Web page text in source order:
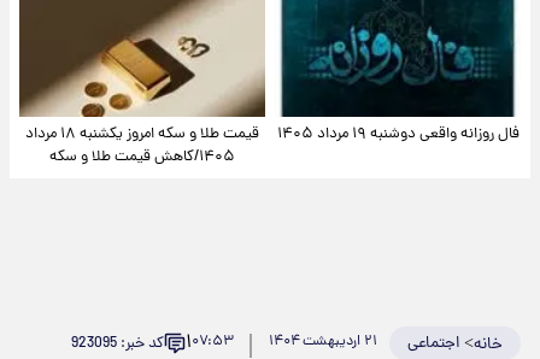
فال روزانه واقعی دوشنبه ۱۹ مرداد ۱۴۰۵
قیمت طلا و سکه امروز یکشنبه ۱۸ مرداد
۱۴۰۵/کاهش قیمت طلا و سکه
خانه>اجتماعی ۰۷:۵۳۱ کد خبر: 923095